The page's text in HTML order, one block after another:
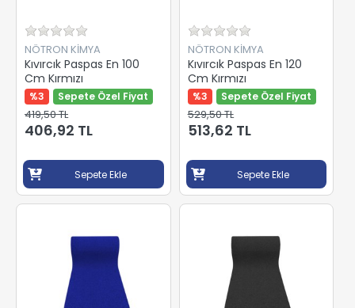
NÖTRON KİMYA
Kıvırcık Paspas En 100
Cm Kırmızı
%3 Sepete Özel Fiyat
419,50 TL
406,92 TL
Sepete Ekle
NÖTRON KİMYA
Kıvırcık Paspas En 120
Cm Kırmızı
%3 Sepete Özel Fiyat
529,50 TL
513,62 TL
Sepete Ekle